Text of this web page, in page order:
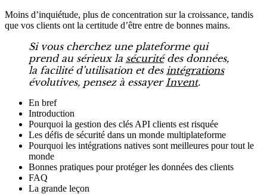
Moins d’inquiétude, plus de concentration sur la croissance, tandis
que vos clients ont la certitude d’être entre de bonnes mains.
Si vous cherchez une plateforme qui
prend au sérieux la sécuritédes données,
la facilité d’utilisation et des intégrations
évolutives, pensez à essayer Invent.
En bref
Introduction
Pourquoi la gestion des clés API clients est risquée
Les défis de sécurité dans un monde multiplateforme
Pourquoi les intégrations natives sont meilleures pour tout le
monde
Bonnes pratiques pour protéger les données des clients
FAQ
La grande leçon